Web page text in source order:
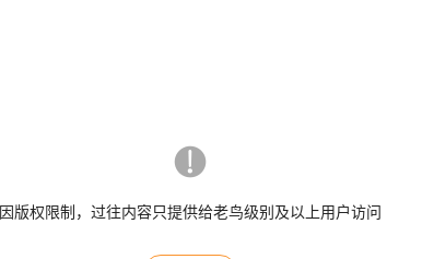
因版权限制，过往内容只提供给老鸟级别及以上用户访问